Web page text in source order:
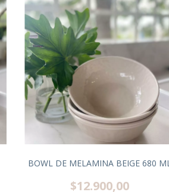
BOWL DE MELAMINA BEIGE 680 ML
$12.900,00